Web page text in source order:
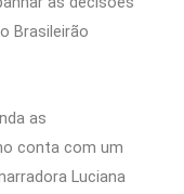
Brasileirão
as
conta com um
Luciana